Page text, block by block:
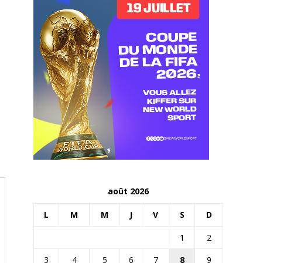
août 2026
L M M J V S D
1
2
3
4 5 6 7 8 9